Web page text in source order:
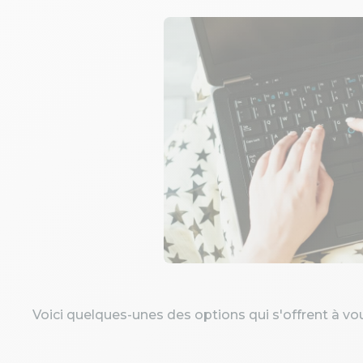
Voici quelques-unes des options qui s'offrent à